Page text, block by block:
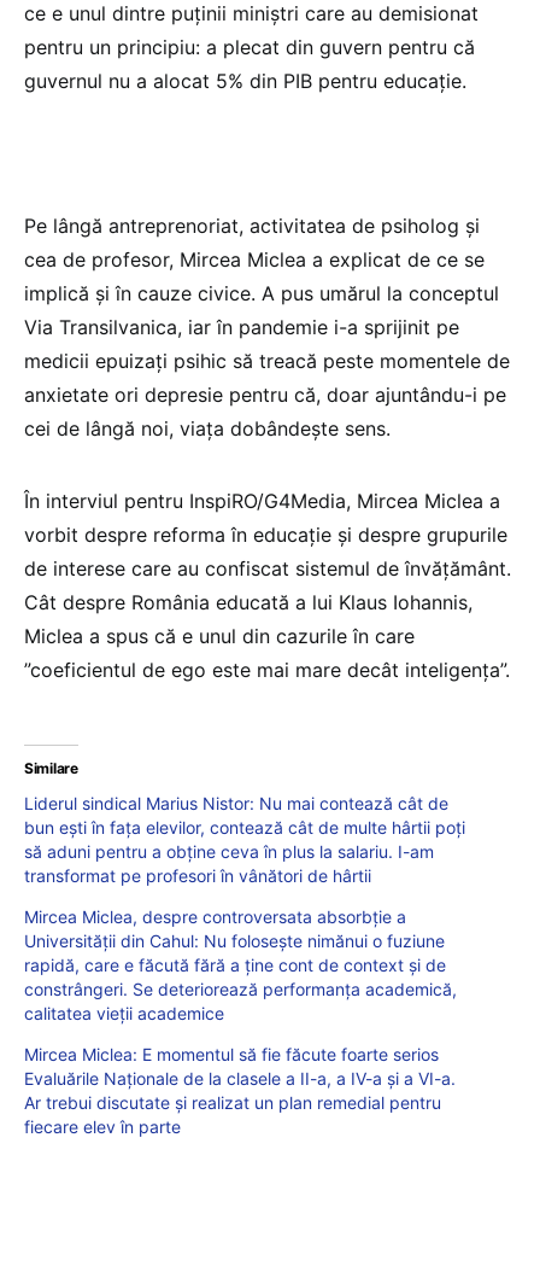
ce e unul dintre puținii miniștri care au demisionat
pentru un principiu: a plecat din guvern pentru că
guvernul nu a alocat 5% din PIB pentru educație.
Pe lângă antreprenoriat, activitatea de psiholog și
cea de profesor, Mircea Miclea a explicat de ce se
implică și în cauze civice. A pus umărul la conceptul
Via Transilvanica, iar în pandemie i-a sprijinit pe
medicii epuizați psihic să treacă peste momentele de
anxietate ori depresie pentru că, doar ajuntându-i pe
cei de lângă noi, viața dobândește sens.
În interviul pentru InspiRO/G4Media, Mircea Miclea a
vorbit despre reforma în educație și despre grupurile
de interese care au confiscat sistemul de învățământ.
Cât despre România educată a lui Klaus Iohannis,
Miclea a spus că e unul din cazurile în care
”coeficientul de ego este mai mare decât inteligența”.
Similare
Liderul sindical Marius Nistor: Nu mai contează cât de
bun ești în fața elevilor, contează cât de multe hârtii poți
să aduni pentru a obține ceva în plus la salariu. I-am
transformat pe profesori în vânători de hârtii
Mircea Miclea, despre controversata absorbție a
Universității din Cahul: Nu folosește nimănui o fuziune
rapidă, care e făcută fără a ține cont de context și de
constrângeri. Se deteriorează performanța academică,
calitatea vieții academice
Mircea Miclea: E momentul să fie făcute foarte serios
Evaluările Naționale de la clasele a II-a, a IV-a și a VI-a.
Ar trebui discutate și realizat un plan remedial pentru
fiecare elev în parte